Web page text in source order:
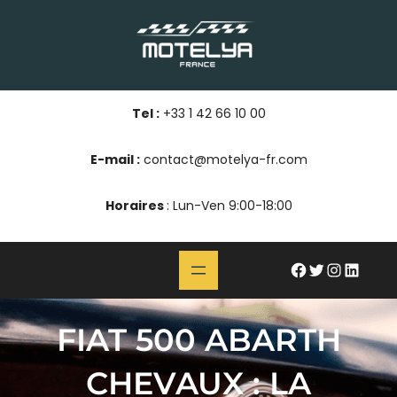
Tel :+33 1 42 66 10 00
E-mail :contact@motelya-fr.com
Horaires: Lun-Ven 9:00-18:00
#Twitter InstagramLinkedIn
FIAT 500 ABARTH
CHEVAUX : LA